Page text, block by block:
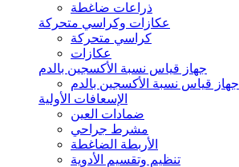
ذراعات ضاغطة
عكازات وكراسي متحركة
كراسي متحركة
عكازات
جهاز قياس نسبة الأكسجين بالدم
جهاز قياس نسبة الأكسجين بالدم
الإسعافات الأولية
ضمادات العين
مشرط جراحي
الأربطة الضاغطة
تنظيم وتقسيم الأدوية